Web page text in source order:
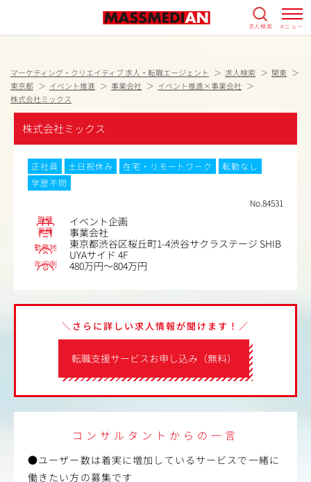
求人検索 メニュー
マーケティング・クリエイティブ 求人・転職エージェント 求人検索
関東
東京都
イベント推進 事業会社
イベント推進×事業会社
株式会社ミックス
株式会社ミックス
正社員 土日祝休み 在宅・リモートワーク
転勤なし
学歴不問
No.84531
職種 イベント企画
業種 事業会社
勤務地
東京都渋谷区桜丘町1-4渋谷サクラステージ SHIB
UYAサイド 4F
年収例 480万円～804万円
転職支援サービスお申し込み（無料）
＼さらに詳しい求人情報が聞けます！／
コンサルタントからの一言
●ユーザー数は着実に増加しているサービスで一緒に
働きたい方の募集です